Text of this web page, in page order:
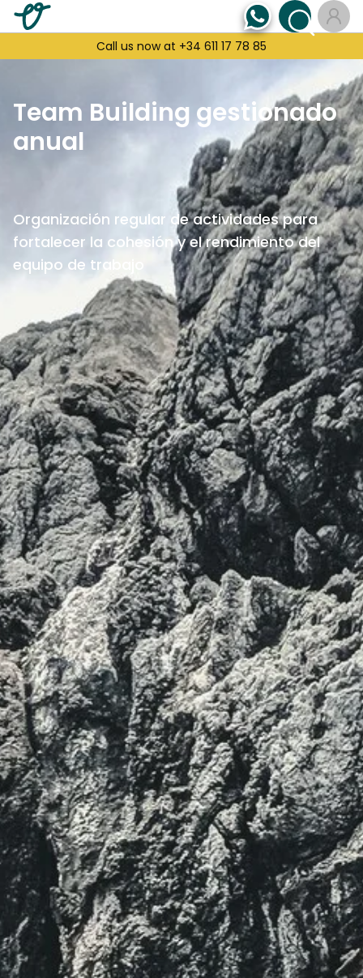
Call us now at +34 611 17 78 85
Team Building gestionado
anual
Organización regular de actividades para
fortalecer la cohesión y el rendimiento del
equipo de trabajo